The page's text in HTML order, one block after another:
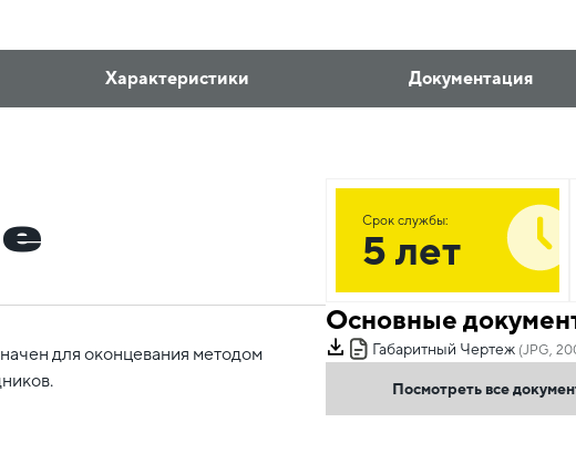
Характеристики Документация
для оконцевания методом
Срок службы:
5 лет
Основные
Габаритный Чертеж (JPG,
Посмотреть все